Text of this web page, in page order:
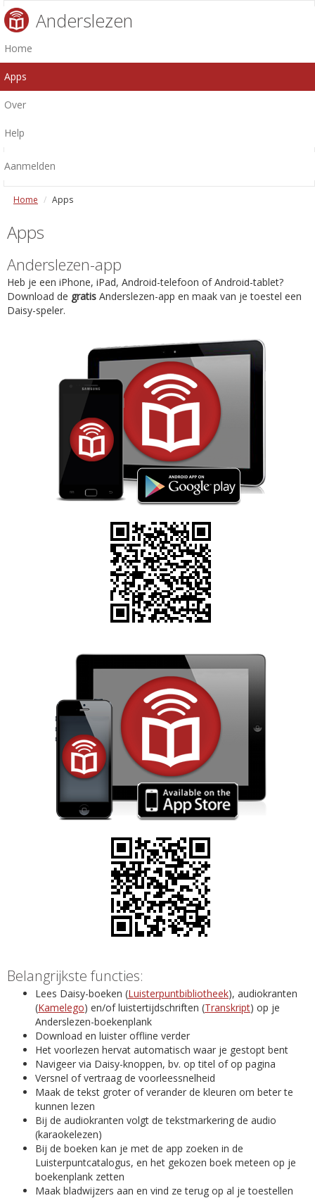
Anderslezen
Home
Apps
Over
Help
Aanmelden
Home Apps
Apps
Anderslezen-app
Heb je een iPhone, iPad, Android-telefoon of Android-tablet?
Download de gratis Anderslezen-app en maak van je toestel een
Daisy-speler.
Belangrijkste functies:
Lees Daisy-boeken (Luisterpuntbibliotheek), audiokranten
(Kamelego) en/of luistertijdschriften (Transkript) op je
Anderslezen-boekenplank
Download en luister offline verder
Het voorlezen hervat automatisch waar je gestopt bent
Navigeer via Daisy-knoppen, bv. op titel of op pagina
Versnel of vertraag de voorleessnelheid
Maak de tekst groter of verander de kleuren om beter te
kunnen lezen
Bij de audiokranten volgt de tekstmarkering de audio
(karaokelezen)
Bij de boeken kan je met de app zoeken in de
Luisterpuntcatalogus, en het gekozen boek meteen op je
boekenplank zetten
Maak bladwijzers aan en vind ze terug op al je toestellen